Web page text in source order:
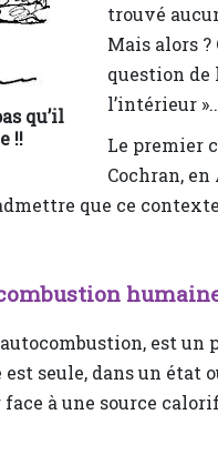
qu’il
!!
trouvé
Mais alors
question de
l’intérieur
Le premier
Cochran,
que ce
est un
seule, dans un état
à une source